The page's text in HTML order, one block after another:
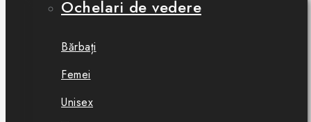
Ochelari de vedere
Bărbați
Femei
Unisex